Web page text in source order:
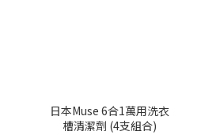
日本Muse 6合1萬用洗衣
槽清潔劑 (4支組合)